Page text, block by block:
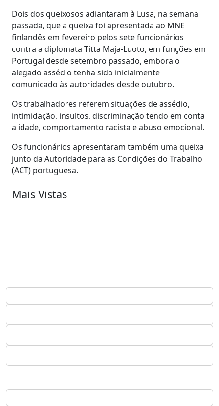
Dois dos queixosos adiantaram à Lusa, na semana
passada, que a queixa foi apresentada ao MNE
finlandês em fevereiro pelos sete funcionários
contra a diplomata Titta Maja-Luoto, em funções em
Portugal desde setembro passado, embora o
alegado assédio tenha sido inicialmente
comunicado às autoridades desde outubro.
Os trabalhadores referem situações de assédio,
intimidação, insultos, discriminação tendo em conta
a idade, comportamento racista e abuso emocional.
Os funcionários apresentaram também uma queixa
junto da Autoridade para as Condições do Trabalho
(ACT) portuguesa.
Mais Vistas